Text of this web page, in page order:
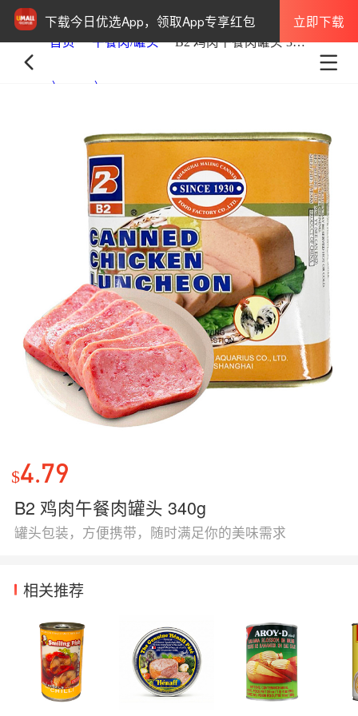
下载今日优选App，领取App专享红包 立即下载
首页 午餐肉/罐头 B2 鸡肉午餐肉罐头 340g
$4.79
B2 鸡肉午餐肉罐头 340g
罐头包装，方便携带，随时满足你的美味需求
相关推荐